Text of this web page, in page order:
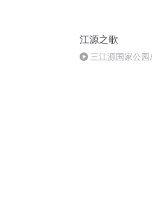
江源之歌
三江源国家公